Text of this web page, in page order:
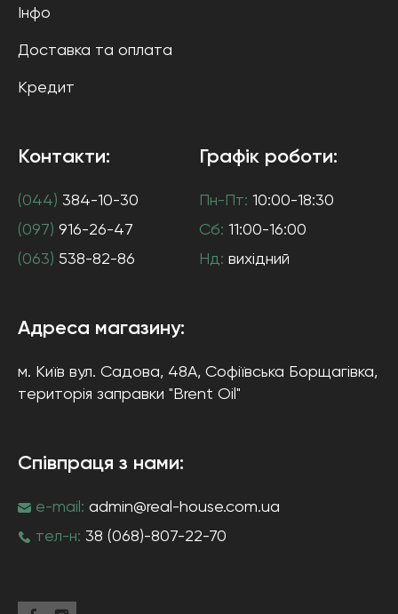
Інфо
Доставка та оплата
Кредит
Контакти:
(044) 384-10-30
(097) 916-26-47
(063) 538-82-86
Графік роботи:
Пн-Пт: 10:00-18:30
Сб: 11:00-16:00
Нд: вихідний
Адреса магазину:
м. Київ вул. Садова, 48А, Софіївська Борщагівка,
територія заправки "Brent Oil"
Співпраця з нами:
e-mail: admin@real-house.com.ua
тел-н: 38 (068)-807-22-70